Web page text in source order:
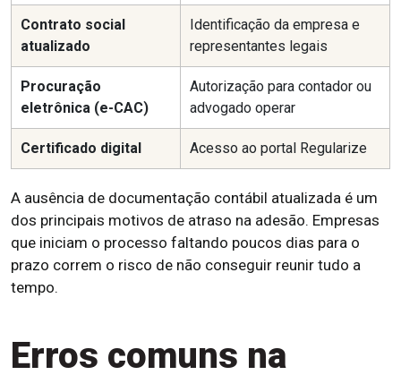
Contrato social
atualizado
Identificação da empresa e
representantes legais
Procuração
eletrônica (e-CAC)
Autorização para contador ou
advogado operar
Certificado digital Acesso ao portal Regularize
A ausência de documentação contábil atualizada é um
dos principais motivos de atraso na adesão. Empresas
que iniciam o processo faltando poucos dias para o
prazo correm o risco de não conseguir reunir tudo a
tempo.
Erros comuns na